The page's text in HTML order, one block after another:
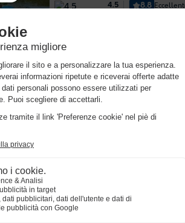
4.5 8.8
Vicino
La Bretonnière - Camping
Vandea, è il luogo ideale per
vostre vacanze. Questo
des-Landes vi aiuterà a
Per saperne di
Wi-Fi a pagamento
Al Camping La Foret, che fa